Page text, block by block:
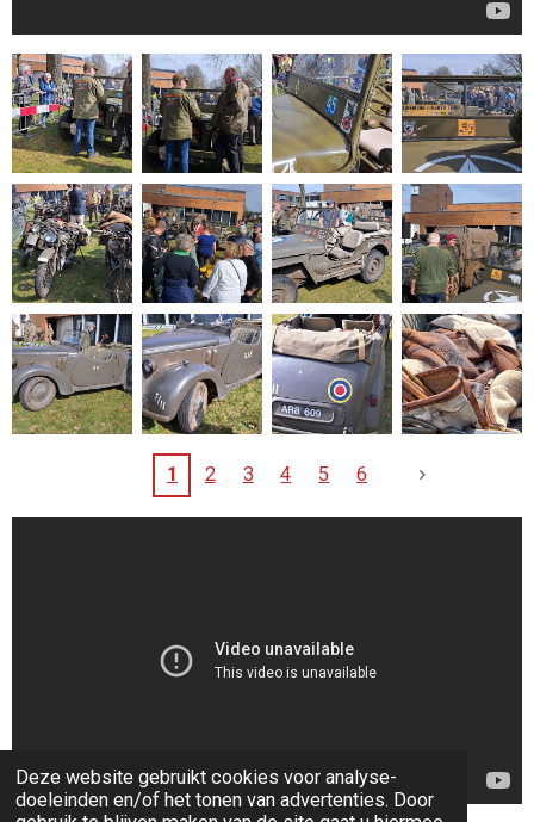
Deze website gebruikt cookies voor analyse-
doeleinden en/of het tonen van advertenties. Door
1 2 3 4 5 6